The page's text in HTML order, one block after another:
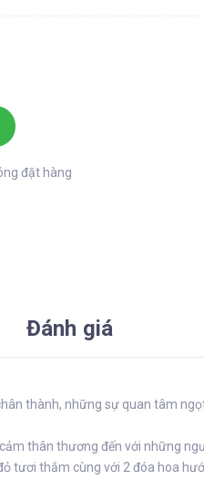
đặt hàng
Đánh giá
thành, những sự quan tâm
thân thương đến với những
tươi thắm cùng với 2 đóa hoa